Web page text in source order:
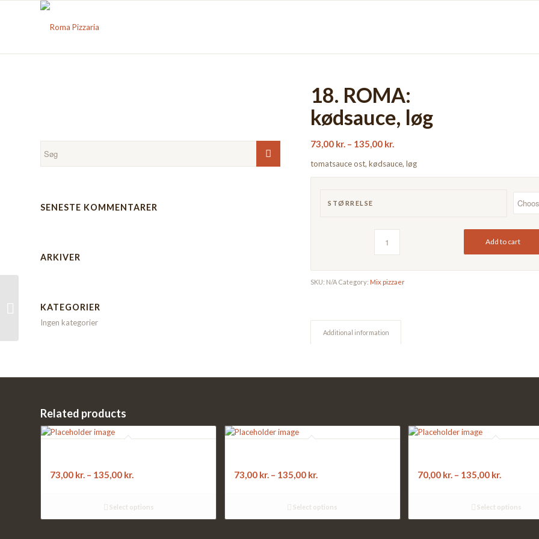
SENESTE KOMMENTARER
ARKIVER
KATEGORIER
Ingen kategorier
18. ROMA:
kødsauce, løg
73,00 kr. – 135,00 kr.
tomatsauce ost, kødsauce, løg
STØRRELSE
Add to cart
SKU: N/A Category: Mix pizzaer
Additional information
Related products
73,00 kr. – 135,00 kr.
Select options
73,00 kr.– 135,00 kr.
Select options
70,00 kr. – 135,00 kr.
Select options